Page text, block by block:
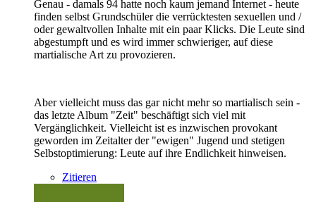
Genau - damals 94 hatte noch kaum jemand Internet - heute
finden selbst Grundschüler die verrücktesten sexuellen und /
oder gewaltvollen Inhalte mit ein paar Klicks. Die Leute sind
abgestumpft und es wird immer schwieriger, auf diese
martialische Art zu provozieren.
Aber vielleicht muss das gar nicht mehr so martialisch sein -
das letzte Album "Zeit" beschäftigt sich viel mit
Vergänglichkeit. Vielleicht ist es inzwischen provokant
geworden im Zeitalter der "ewigen" Jugend und stetigen
Selbstoptimierung: Leute auf ihre Endlichkeit hinweisen.
Zitieren